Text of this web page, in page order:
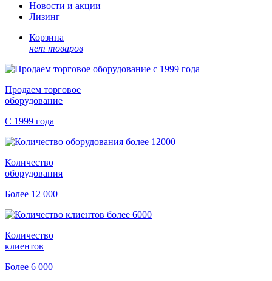
Новости и акции
Лизинг
Корзина
нет товаров
Продаем торговое
оборудование
С 1999 года
Количество
оборудования
Более 12 000
Количество
клиентов
Более 6 000